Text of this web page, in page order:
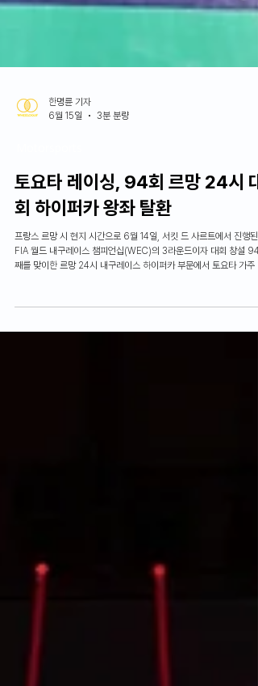
Motorsports
토요타 레이싱, 94회 르망 24시 대
회 하이퍼카 왕좌 탈환
프랑스 르망 시 현지 시간으로 6월 14일, 서킷 드 사르트에서 진행된
이싱이 2022년 이후 4년 만에 우승을 거머쥐었습니다.